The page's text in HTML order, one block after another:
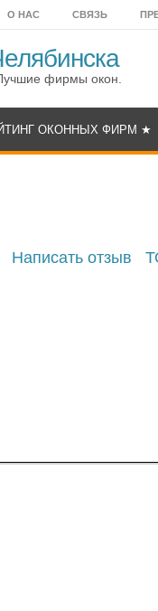
О НАС СВЯЗЬ
фирмы окон.
ОКОННЫХ ФИРМ ★
Написать отзыв